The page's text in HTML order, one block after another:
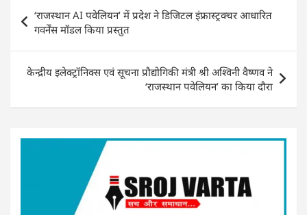
p
p
o
o
k
n
navigation
‘राजस्थान AI पवेलियन’ में प्रदेश ने डिजिटल इंफ्रास्ट्रक्चर आधारित
गवर्नेंस मॉडल किया प्रस्तुत
केन्द्रीय इलेक्ट्रॉनिक्स एवं सूचना प्रौद्योगिकी मंत्री श्री अश्विनी वैष्णव ने
‘राजस्थान पवेलियन’ का किया दौरा